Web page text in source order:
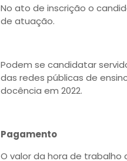
No ato de inscrição o
de atuação.
Podem se candidatar
das redes públicas de
docência em 2022.
Pagamento
O valor da hora de trabalho